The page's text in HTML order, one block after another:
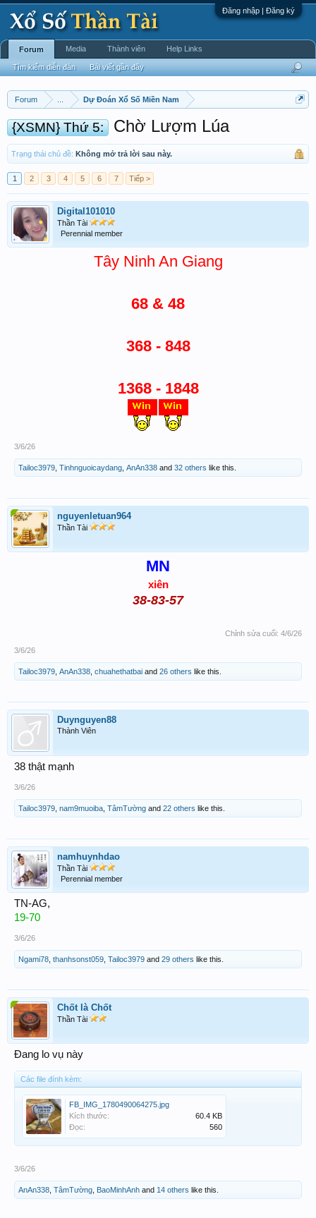
Đăng nhập | Đăng ký
Forum Dự Đoán Xổ Số Miền Nam
{XSMN} Thứ 5: Chờ Lượm Lúa
Trạng thái chủ đề: Không mở trả lời sau này.
1 2 3 4 5 6 7 Tiếp >
Digital101010
Thần Tài
Perennial member
Tây Ninh An Giang
68 & 48
368 - 848
1368 - 1848
3/6/26
Tailoc3979 Tinhnguoicaydang AnAn338 and 32 others like this.
nguyenletuan964
Thần Tài
MN
xiên
38-83-57
Chỉnh sửa cuối: 4/6/26
3/6/26
Tailoc3979 AnAn338 chuahethatbai and 26 others like this.
Duynguyen88
Thành Viên
38 thật mạnh
3/6/26
Tailoc3979 nam9muoiba TâmTường and 22 others like this.
namhuynhdao
Thần Tài
Perennial member
TN-AG,
19-70
3/6/26
Ngami78 thanhsonst059 Tailoc3979 and 29 others like this.
Chốt là Chốt
Thần Tài
Đang lo vụ này
Các file đính kèm:
FB_IMG_1780490064275.jpg
Kích thước:
60.4 KB
Đọc:
560
3/6/26
AnAn338 TâmTường BaoMinhAnh and 14 others like this.
Forum
Tìm kiếm diễn đàn Bài viết gần đây
Media Thành viên Help Links